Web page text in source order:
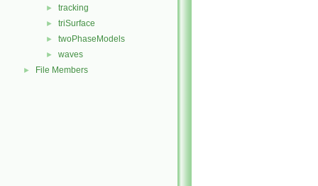
► tracking
► triSurface
► twoPhaseModels
► waves
► File Members